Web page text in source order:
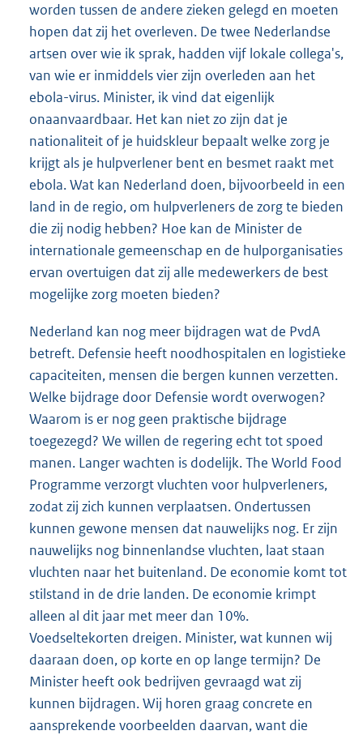
worden tussen de andere zieken gelegd en moeten
hopen dat zij het overleven. De twee Nederlandse
artsen over wie ik sprak, hadden vijf lokale collega's,
van wie er inmiddels vier zijn overleden aan het
ebola-virus. Minister, ik vind dat eigenlijk
onaanvaardbaar. Het kan niet zo zijn dat je
nationaliteit of je huidskleur bepaalt welke zorg je
krijgt als je hulpverlener bent en besmet raakt met
ebola. Wat kan Nederland doen, bijvoorbeeld in een
land in de regio, om hulpverleners de zorg te bieden
die zij nodig hebben? Hoe kan de Minister de
internationale gemeenschap en de hulporganisaties
ervan overtuigen dat zij alle medewerkers de best
mogelijke zorg moeten bieden?
Nederland kan nog meer bijdragen wat de PvdA
betreft. Defensie heeft noodhospitalen en logistieke
capaciteiten, mensen die bergen kunnen verzetten.
Welke bijdrage door Defensie wordt overwogen?
Waarom is er nog geen praktische bijdrage
toegezegd? We willen de regering echt tot spoed
manen. Langer wachten is dodelijk. The World Food
Programme verzorgt vluchten voor hulpverleners,
zodat zij zich kunnen verplaatsen. Ondertussen
kunnen gewone mensen dat nauwelijks nog. Er zijn
nauwelijks nog binnenlandse vluchten, laat staan
vluchten naar het buitenland. De economie komt tot
stilstand in de drie landen. De economie krimpt
alleen al dit jaar met meer dan 10%.
Voedseltekorten dreigen. Minister, wat kunnen wij
daaraan doen, op korte en op lange termijn? De
Minister heeft ook bedrijven gevraagd wat zij
kunnen bijdragen. Wij horen graag concrete en
aansprekende voorbeelden daarvan, want die